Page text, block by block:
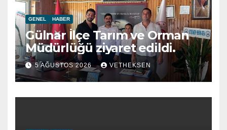
GENEL HABER
Gülnar İlçe Tarım ve Orman
Müdürlüğü ziyaret edildi.
5 AĞUSTOS 2026 VETHEKSEN